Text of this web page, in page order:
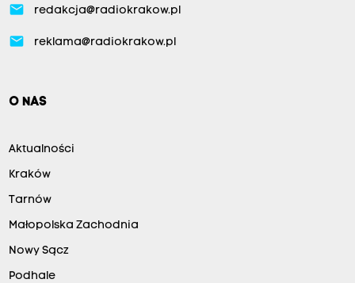
email redakcja@radiokrakow.pl
email reklama@radiokrakow.pl
O NAS
Aktualności
Kraków
Tarnów
Małopolska Zachodnia
Nowy Sącz
Podhale